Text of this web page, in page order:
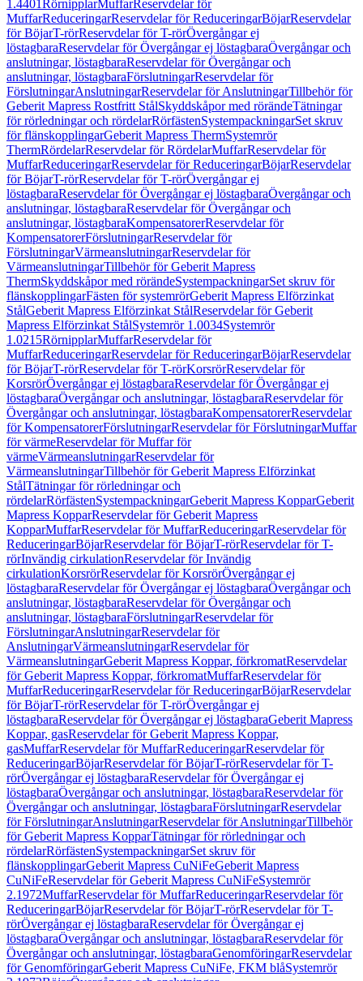
1.4401RörnipplarMuffarReservdelar för
MuffarReduceringarReservdelar för ReduceringarBöjarReservdelar
för BöjarT-rörReservdelar för T-rörÖvergångar ej
löstagbaraReservdelar för Övergångar ej löstagbaraÖvergångar och
anslutningar, löstagbaraReservdelar för Övergångar och
anslutningar, löstagbaraFörslutningarReservdelar för
FörslutningarAnslutningarReservdelar för AnslutningarTillbehör för
Geberit Mapress Rostfritt StålSkyddskåpor med rörändeTätningar
för rörledningar och rördelarRörfästenSystempackningarSet skruv
för flänskopplingarGeberit Mapress ThermSystemrör
ThermRördelarReservdelar för RördelarMuffarReservdelar för
MuffarReduceringarReservdelar för ReduceringarBöjarReservdelar
för BöjarT-rörReservdelar för T-rörÖvergångar ej
löstagbaraReservdelar för Övergångar ej löstagbaraÖvergångar och
anslutningar, löstagbaraReservdelar för Övergångar och
anslutningar, löstagbaraKompensatorerReservdelar för
KompensatorerFörslutningarReservdelar för
FörslutningarVärmeanslutningarReservdelar för
VärmeanslutningarTillbehör för Geberit Mapress
ThermSkyddskåpor med rörändeSystempackningarSet skruv för
flänskopplingarFästen för systemrörGeberit Mapress Elförzinkat
StålGeberit Mapress Elförzinkat StålReservdelar för Geberit
Mapress Elförzinkat StålSystemrör 1.0034Systemrör
1.0215RörnipplarMuffarReservdelar för
MuffarReduceringarReservdelar för ReduceringarBöjarReservdelar
för BöjarT-rörReservdelar för T-rörKorsrörReservdelar för
KorsrörÖvergångar ej löstagbaraReservdelar för Övergångar ej
löstagbaraÖvergångar och anslutningar, löstagbaraReservdelar för
Övergångar och anslutningar, löstagbaraKompensatorerReservdelar
för KompensatorerFörslutningarReservdelar för FörslutningarMuffar
för värmeReservdelar för Muffar för
värmeVärmeanslutningarReservdelar för
VärmeanslutningarTillbehör för Geberit Mapress Elförzinkat
StålTätningar för rörledningar och
rördelarRörfästenSystempackningarGeberit Mapress KopparGeberit
Mapress KopparReservdelar för Geberit Mapress
KopparMuffarReservdelar för MuffarReduceringarReservdelar för
ReduceringarBöjarReservdelar för BöjarT-rörReservdelar för T-
rörInvändig cirkulationReservdelar för Invändig
cirkulationKorsrörReservdelar för KorsrörÖvergångar ej
löstagbaraReservdelar för Övergångar ej löstagbaraÖvergångar och
anslutningar, löstagbaraReservdelar för Övergångar och
anslutningar, löstagbaraFörslutningarReservdelar för
FörslutningarAnslutningarReservdelar för
AnslutningarVärmeanslutningarReservdelar för
VärmeanslutningarGeberit Mapress Koppar, förkromatReservdelar
för Geberit Mapress Koppar, förkromatMuffarReservdelar för
MuffarReduceringarReservdelar för ReduceringarBöjarReservdelar
för BöjarT-rörReservdelar för T-rörÖvergångar ej
löstagbaraReservdelar för Övergångar ej löstagbaraGeberit Mapress
Koppar, gasReservdelar för Geberit Mapress Koppar,
gasMuffarReservdelar för MuffarReduceringarReservdelar för
ReduceringarBöjarReservdelar för BöjarT-rörReservdelar för T-
rörÖvergångar ej löstagbaraReservdelar för Övergångar ej
löstagbaraÖvergångar och anslutningar, löstagbaraReservdelar för
Övergångar och anslutningar, löstagbaraFörslutningarReservdelar
för FörslutningarAnslutningarReservdelar för AnslutningarTillbehör
för Geberit Mapress KopparTätningar för rörledningar och
rördelarRörfästenSystempackningarSet skruv för
flänskopplingarGeberit Mapress CuNiFeGeberit Mapress
CuNiFeReservdelar för Geberit Mapress CuNiFeSystemrör
2.1972MuffarReservdelar för MuffarReduceringarReservdelar för
ReduceringarBöjarReservdelar för BöjarT-rörReservdelar för T-
rörÖvergångar ej löstagbaraReservdelar för Övergångar ej
löstagbaraÖvergångar och anslutningar, löstagbaraReservdelar för
Övergångar och anslutningar, löstagbaraGenomföringarReservdelar
för GenomföringarGeberit Mapress CuNiFe, FKM blåSystemrör